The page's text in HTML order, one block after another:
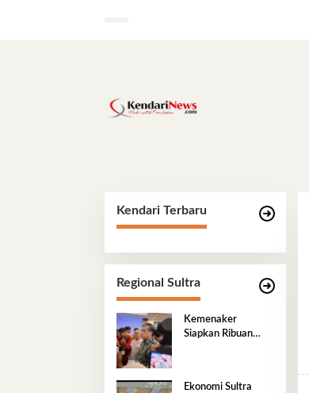
Kendari Terbaru
Regional Sultra
Kemenaker
Siapkan Ribuan
Ekonomi Sultra